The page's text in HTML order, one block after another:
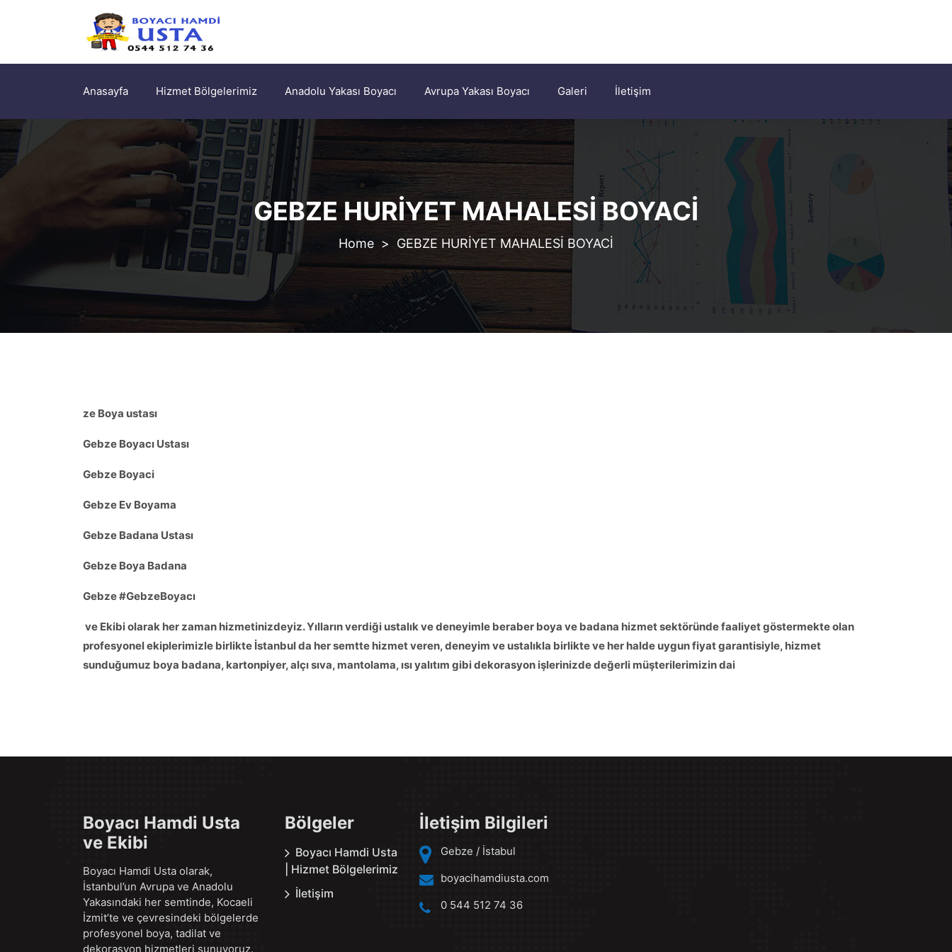
Anasayfa Hizmet Bölgelerimiz Anadolu Yakası Boyacı Avrupa Yakası Boyacı Galeri İletişim
GEBZE HURİYET MAHALESİ BOYACİ
> GEBZE HURİYET MAHALESİ BOYACİ
ze Boya ustası
Gebze Boyacı Ustası
Gebze Boyaci
Gebze Ev Boyama
Gebze Badana Ustası
Gebze Boya Badana
Gebze#GebzeBoyacı
ve Ekibi olarak her zaman hizmetinizdeyiz. Yılların verdiği ustalık ve deneyimle beraber boya ve badana hizmet sektöründe faaliyet göstermekte olan
profesyonel ekiplerimizle birlikte İstanbul da her semtte hizmet veren, deneyim ve ustalıkla birlikte ve her halde uygun fiyat garantisiyle, hizmet
sunduğumuz boya badana, kartonpiyer, alçı sıva, mantolama, ısı yalıtım gibi dekorasyon işlerinizde değerli müşterilerimizin dai
Boyacı Hamdi Usta
ve Ekibi
Boyacı Hamdi Usta olarak,
İstanbul’un Avrupa ve Anadolu
Yakasındaki her semtinde, Kocaeli
İzmit’te ve çevresindeki bölgelerde
profesyonel boya, tadilat ve
dekorasyon hizmetleri sunuyoruz.
Bölgeler
Boyacı Hamdi Usta
| Hizmet Bölgelerimiz
İletişim
İletişim Bilgileri
Gebze / İstabul
boyacihamdiusta.com
0 544 512 74 36